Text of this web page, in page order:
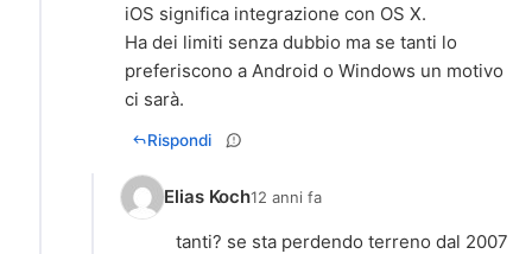
iOS significa integrazione con OS X.
Ha dei limiti senza dubbio ma se tanti lo
preferiscono a Android o Windows un motivo
ci sarà.
Rispondi
Elias Koch12 anni fa
tanti? se sta perdendo terreno dal 2007